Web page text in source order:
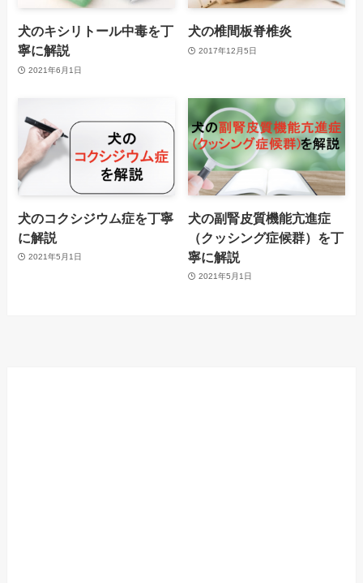
犬のキシリトール中毒を丁
寧に解説
2021年6月1日
犬の椎間板脊椎炎
2017年12月5日
犬のコクシジウム症を丁寧
に解説
2021年5月1日
犬の副腎皮質機能亢進症
（クッシング症候群）を丁
寧に解説
2021年5月1日